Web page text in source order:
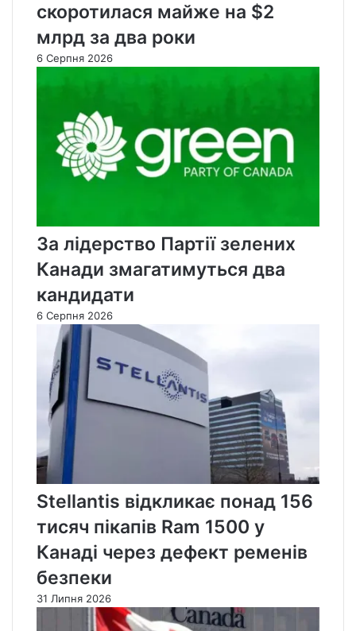
скоротилася майже на $2
млрд за два роки
6 Серпня 2026
За лідерство Партії зелених
Канади змагатимуться два
кандидати
6 Серпня 2026
Stellantis відкликає понад 156
тисяч пікапів Ram 1500 у
Канаді через дефект ременів
безпеки
31 Липня 2026